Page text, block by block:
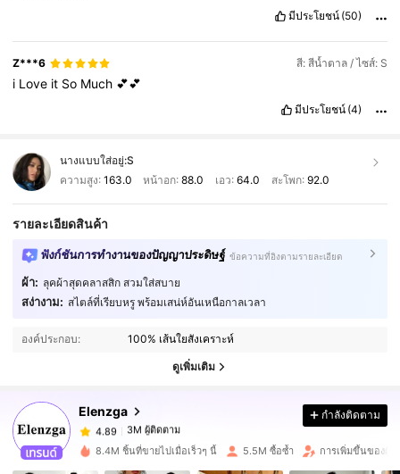
มีประโยชน์ (50)
Z***6 สี: สีน้ำตาล / ไซส์: S
i Love it So Much 💕💕
มีประโยชน์ (4)
นางแบบใส่อยู่:S
ความสูง: 163.0 หน้าอก:88.0 เอว: 64.0 สะโพก: 92.0
รายละเอียดสินค้า
ฟังก์ชันการทำงานของปัญญาประดิษฐ์ ข้อความที่อิงตามรายละเอียด
ผ้า: ลุคผ้าสุดคลาสสิก สวมใส่สบาย
สง่างาม: สไตล์ที่เรียบหรู พร้อมเสน่ห์อันเหนือกาลเวลา
องค์ประกอบ: 100% เส้นใยสังเคราะห์
ดูเพิ่มเติม
Elenzga
3M ผู้ติดตาม
3M ผู้ติดตาม
4.89
g***2 จ่าย1 วันที่ผ่านมา
กำลังติดตาม
8.4M ชิ้นที่ขายไปเมื่อเร็วๆ นี้ 5.5M ซื้อซ้ำ การเพิ่มขึ้นของผู้ติ